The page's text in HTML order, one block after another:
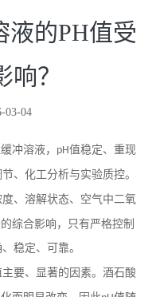
液的PH值受
？
03-04
冲溶液， pH值稳定、重现
、化工分析与实验质控。
、溶解状态、空气中二氧
综合影响，只有严格控制
稳定、可靠。
主要、显著的因素。酒石酸